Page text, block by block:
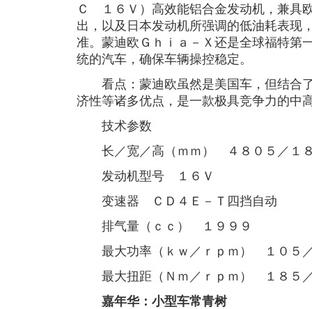
Ｃ １６Ｖ）高效能铝合金发动机，兼具
出，以及日本发动机所强调的低油耗表现
准。蒙迪欧Ｇｈｉａ－Ｘ还是全球福特第
统的汽车，确保车辆操控稳定。
看点：蒙迪欧虽然是美国车，但结合
济性等诸多优点，是一款极具竞争力的中
技术参数
长／宽／高（ｍｍ） ４８０５／１８
发动机型号 １６Ｖ
变速器 ＣＤ４Ｅ－Ｔ四挡自动
排气量（ｃｃ） １９９９
最大功率（ｋｗ／ｒｐｍ） １０５
最大扭距（Ｎｍ／ｒｐｍ） １８５
嘉年华：小型车常青树